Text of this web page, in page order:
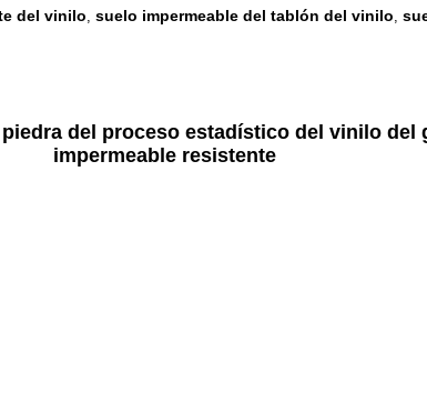
del vinilo, suelo impermeable del tablón del vinilo,
del proceso estadístico del vinilo
impermeable resistente